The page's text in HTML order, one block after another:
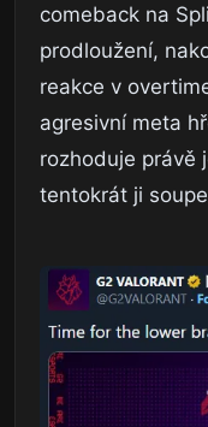
comeback na
prodloužení,
reakce v
agresivní meta
rozhoduje právě
tentokrát ji